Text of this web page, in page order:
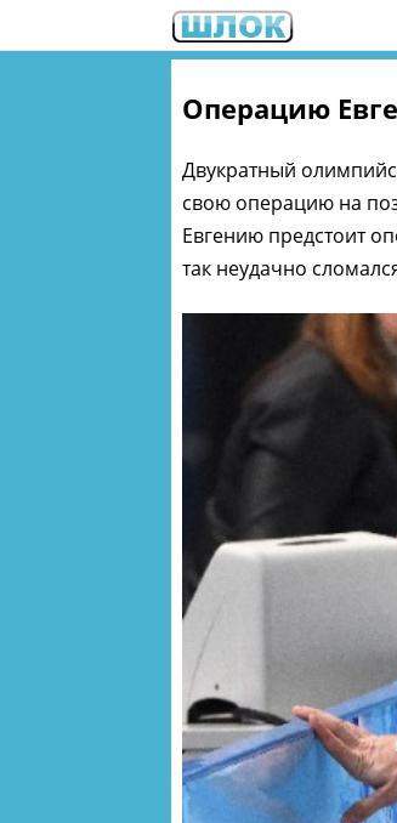
Операцию
Двукратный
свою операцию на
Евгению предстоит
так неудачно